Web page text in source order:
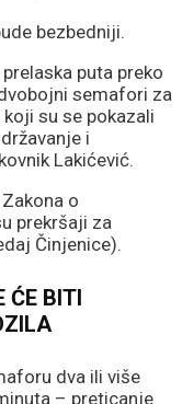
bezbedniji.
puta preko
semafori za
su se pokazali
i
Lakićević.
o
prekršaji za
Činjenice).
ĆE BITI
dva ili više
– preticanje